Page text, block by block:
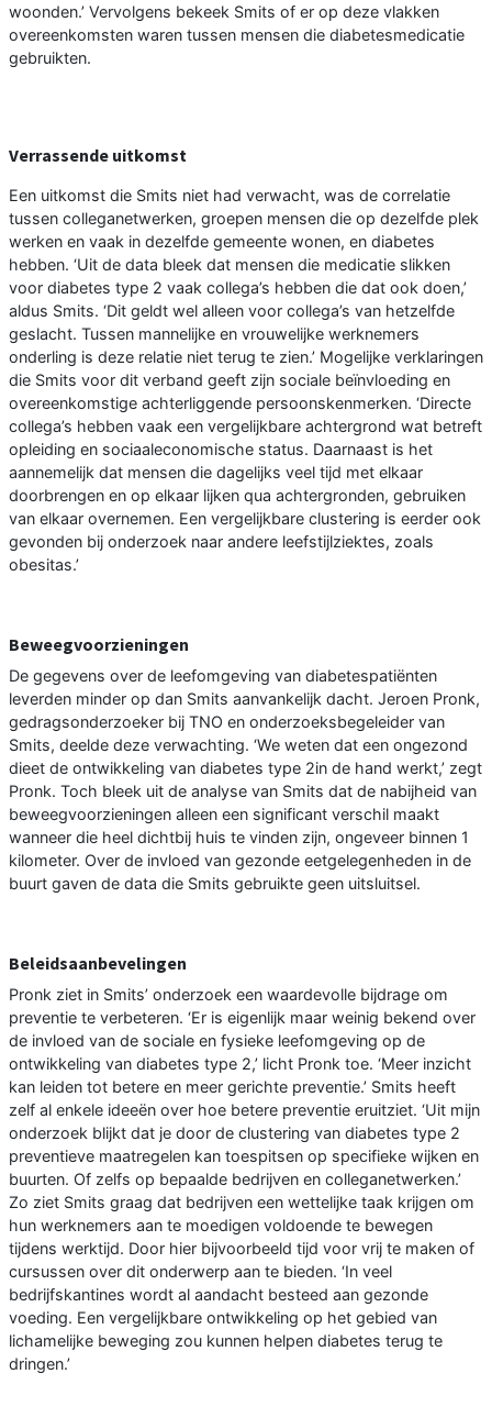
woonden.’ Vervolgens bekeek Smits of er op deze vlakken
overeenkomsten waren tussen mensen die diabetesmedicatie
gebruikten.
Verrassende uitkomst
Een uitkomst die Smits niet had verwacht, was de correlatie
tussen colleganetwerken, groepen mensen die op dezelfde plek
werken en vaak in dezelfde gemeente wonen, en diabetes
hebben. ‘Uit de data bleek dat mensen die medicatie slikken
voor diabetes type 2 vaak collega’s hebben die dat ook doen,’
aldus Smits. ‘Dit geldt wel alleen voor collega’s van hetzelfde
geslacht. Tussen mannelijke en vrouwelijke werknemers
onderling is deze relatie niet terug te zien.’ Mogelijke verklaringen
die Smits voor dit verband geeft zijn sociale beïnvloeding en
overeenkomstige achterliggende persoonskenmerken. ‘Directe
collega’s hebben vaak een vergelijkbare achtergrond wat betreft
opleiding en sociaaleconomische status. Daarnaast is het
aannemelijk dat mensen die dagelijks veel tijd met elkaar
doorbrengen en op elkaar lijken qua achtergronden, gebruiken
van elkaar overnemen. Een vergelijkbare clustering is eerder ook
gevonden bij onderzoek naar andere leefstijlziektes, zoals
obesitas.’
Beweegvoorzieningen
De gegevens over de leefomgeving van diabetespatiënten
leverden minder op dan Smits aanvankelijk dacht. Jeroen Pronk,
gedragsonderzoeker bij TNO en onderzoeksbegeleider van
Smits, deelde deze verwachting. ‘We weten dat een ongezond
dieet de ontwikkeling van diabetes type 2in de hand werkt,’ zegt
Pronk. Toch bleek uit de analyse van Smits dat de nabijheid van
beweegvoorzieningen alleen een significant verschil maakt
wanneer die heel dichtbij huis te vinden zijn, ongeveer binnen 1
kilometer. Over de invloed van gezonde eetgelegenheden in de
buurt gaven de data die Smits gebruikte geen uitsluitsel.
Beleidsaanbevelingen
Pronk ziet in Smits’ onderzoek een waardevolle bijdrage om
preventie te verbeteren. ‘Er is eigenlijk maar weinig bekend over
de invloed van de sociale en fysieke leefomgeving op de
ontwikkeling van diabetes type 2,’ licht Pronk toe. ‘Meer inzicht
kan leiden tot betere en meer gerichte preventie.’ Smits heeft
zelf al enkele ideeën over hoe betere preventie eruitziet. ‘Uit mijn
onderzoek blijkt dat je door de clustering van diabetes type 2
preventieve maatregelen kan toespitsen op specifieke wijken en
buurten. Of zelfs op bepaalde bedrijven en colleganetwerken.’
Zo ziet Smits graag dat bedrijven een wettelijke taak krijgen om
hun werknemers aan te moedigen voldoende te bewegen
tijdens werktijd. Door hier bijvoorbeeld tijd voor vrij te maken of
cursussen over dit onderwerp aan te bieden. ‘In veel
bedrijfskantines wordt al aandacht besteed aan gezonde
voeding. Een vergelijkbare ontwikkeling op het gebied van
lichamelijke beweging zou kunnen helpen diabetes terug te
dringen.’